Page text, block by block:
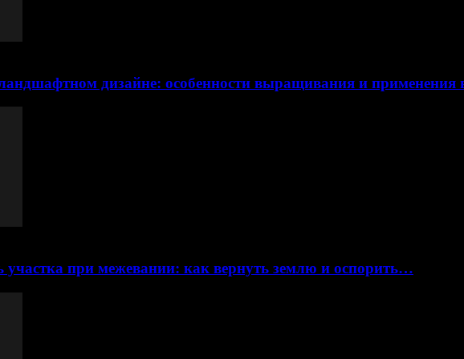
дизайне: особенности выращивания и
участка при межевании: как вернуть землю и оспорить…